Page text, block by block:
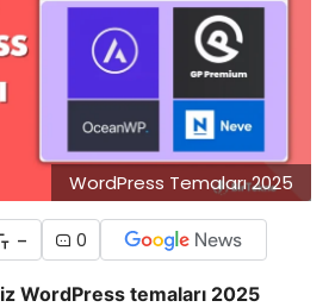
WordPress Temaları 2025
- 0
WordPress temaları 2025